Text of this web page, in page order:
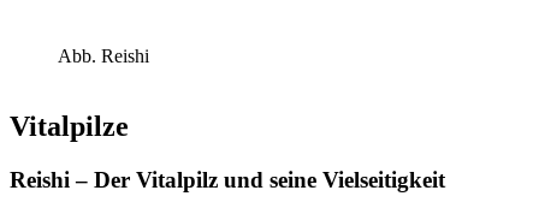
Vitalpilze
Reishi – Der Vitalpilz und seine Vielseitigkeit
Abb. Reishi